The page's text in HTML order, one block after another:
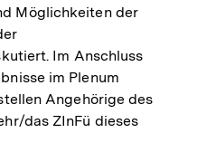
Möglichkeiten der
Im Anschluss
im Plenum
Angehörige des
das ZInFü dieses